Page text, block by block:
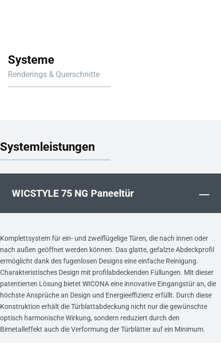
Systeme
Renderings & Querschnitte
Systemleistungen
WICSTYLE 75 NG Paneeltür –
Komplettsystem für ein- und zweiflügelige Türen, die nach innen oder
nach außen geöffnet werden können. Das glatte, gefalzte Abdeckprofil
ermöglicht dank des fugenlosen Designs eine einfache Reinigung.
Charakteristisches Design mit profilabdeckenden Füllungen. Mit dieser
patentierten Lösung bietet WICONA eine innovative Eingangstür an, die
höchste Ansprüche an Design und Energieeffizienz erfüllt. Durch diese
Konstruktion erhält die Türblattabdeckung nicht nur die gewünschte
optisch harmonische Wirkung, sondern reduziert durch den
Bimetalleffekt auch die Verformung der Türblätter auf ein Minimum.